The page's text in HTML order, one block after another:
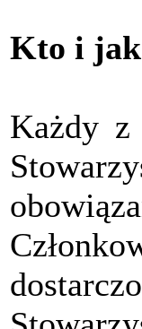
Kto i jak
Każdy z